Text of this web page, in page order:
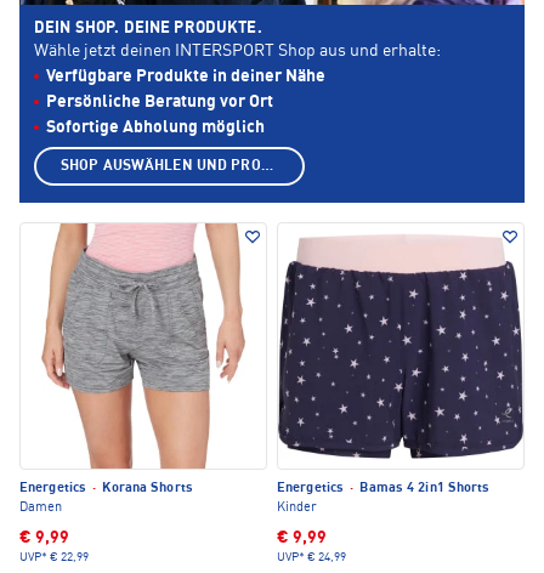
Energetics · Korana Shorts
Damen
€ 9,99
UVP* € 22,99
Energetics · Bamas 4 2in1 Shorts
Kinder
€ 9,99
UVP* € 24,99
DEIN SHOP. DEINE PRODUKTE.
Wähle jetzt deinen INTERSPORT Shop aus und erhalte:
Verfügbare Produkte in deiner Nähe
Persönliche Beratung vor Ort
Sofortige Abholung möglich
SHOP AUSWÄHLEN UND PRODUKTE ANZEIGEN